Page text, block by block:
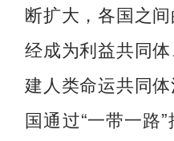
断扩大，各国之
经成为利益共同
建人类命运共同
国通过“一带一路